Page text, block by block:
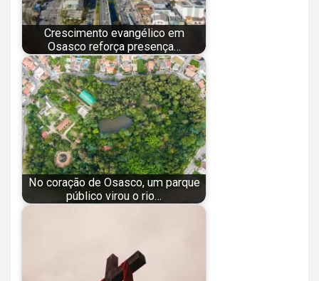
Crescimento evangélico em
Osasco reforça presença…
No coração de Osasco, um parque
público virou o rio…